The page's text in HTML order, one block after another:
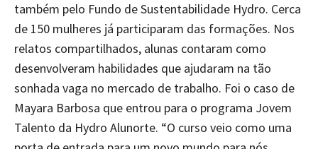
também pelo Fundo de Sustentabilidade Hydro. Cerca
de 150 mulheres já participaram das formações. Nos
relatos compartilhados, alunas contaram como
desenvolveram habilidades que ajudaram na tão
sonhada vaga no mercado de trabalho. Foi o caso de
Mayara Barbosa que entrou para o programa Jovem
Talento da Hydro Alunorte. “O curso veio como uma